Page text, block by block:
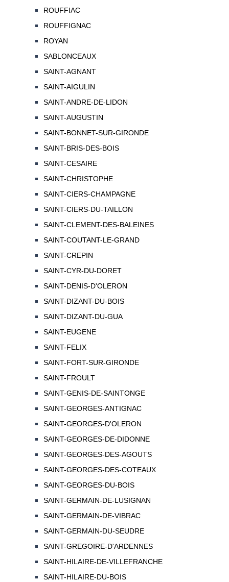
ROUFFIAC
ROUFFIGNAC
ROYAN
SABLONCEAUX
SAINT-AGNANT
SAINT-AIGULIN
SAINT-ANDRE-DE-LIDON
SAINT-AUGUSTIN
SAINT-BONNET-SUR-GIRONDE
SAINT-BRIS-DES-BOIS
SAINT-CESAIRE
SAINT-CHRISTOPHE
SAINT-CIERS-CHAMPAGNE
SAINT-CIERS-DU-TAILLON
SAINT-CLEMENT-DES-BALEINES
SAINT-COUTANT-LE-GRAND
SAINT-CREPIN
SAINT-CYR-DU-DORET
SAINT-DENIS-D'OLERON
SAINT-DIZANT-DU-BOIS
SAINT-DIZANT-DU-GUA
SAINT-EUGENE
SAINT-FELIX
SAINT-FORT-SUR-GIRONDE
SAINT-FROULT
SAINT-GENIS-DE-SAINTONGE
SAINT-GEORGES-ANTIGNAC
SAINT-GEORGES-D'OLERON
SAINT-GEORGES-DE-DIDONNE
SAINT-GEORGES-DES-AGOUTS
SAINT-GEORGES-DES-COTEAUX
SAINT-GEORGES-DU-BOIS
SAINT-GERMAIN-DE-LUSIGNAN
SAINT-GERMAIN-DE-VIBRAC
SAINT-GERMAIN-DU-SEUDRE
SAINT-GREGOIRE-D'ARDENNES
SAINT-HILAIRE-DE-VILLEFRANCHE
SAINT-HILAIRE-DU-BOIS